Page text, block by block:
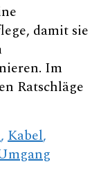
damit sie
Im
Ratschläge
, Kabel,